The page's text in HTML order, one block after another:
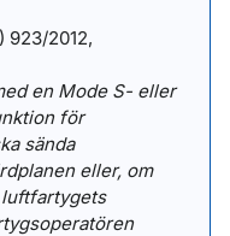
923/2012,
en Mode S- eller
för
sända
eller, om